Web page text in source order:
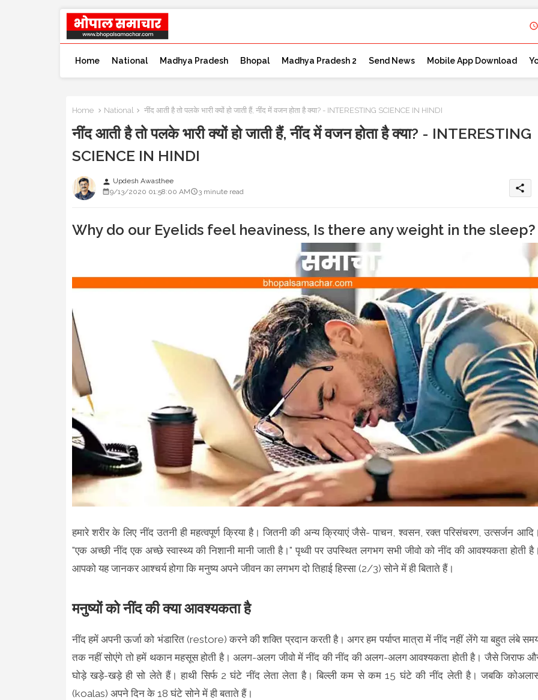
Home National Madhya Pradesh Bhopal Madhya Pradesh 2 Send News Mobile App Download
Home National नींद आती है तो पलके भारी क्यों हो जाती हैं, नींद में वजन होता है क्या? - INTERESTING SCIENCE IN HINDI
नींद आती है तो पलके भारी क्यों हो जाती हैं, नींद में वजन होता है क्या? - INTERESTING
SCIENCE IN HINDI
person Updesh Awasthee
9/13/2020 01:58:00 AM
3 minute read share
Why do our Eyelids feel heaviness, Is there any weight in the
हमारे शरीर के लिए नींद उतनी ही महत्वपूर्ण क्रिया है। जितनी की अन्य क्रियाएं जैसे- पाचन, श्वसन, रक्त परिसंचरण, उत्सर्जन
"एक अच्छी नींद एक अच्छे स्वास्थ्य की निशानी मानी जाती है।" पृथ्वी पर उपस्थित लगभग सभी जीवो को नींद की आवश्यकता होती
आपको यह जानकर आश्चर्य होगा कि मनुष्य अपने जीवन का लगभग दो तिहाई हिस्सा (2/3) सोने में ही बिताते हैं।
मनुष्यों को नींद की क्या आवश्यकता है
नींद हमें अपनी ऊर्जा को भंडारित (restore) करने की शक्ति प्रदान करती है। अगर हम पर्याप्त मात्रा में नींद नहीं लेंगे या बहुत लंबे
तक नहीं सोएंगे तो हमें थकान महसूस होती है। अलग-अलग जीवो में नींद की नींद की अलग-अलग आवश्यकता होती है। जैसे जिराफ
घोड़े खड़े-खड़े ही सो लेते हैं। हाथी सिर्फ 2 घंटे नींद लेता लेता है। बिल्ली कम से कम 15 घंटे की नींद लेती है। जबकि
(koalas) अपने दिन के 18 घंटे सोने में ही बताते हैं।